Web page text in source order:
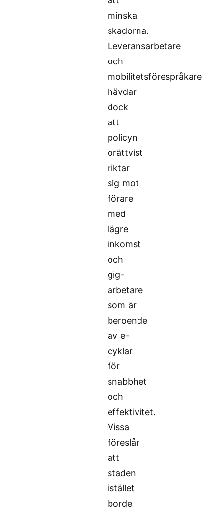
minska
skadorna.
Leveransarbetare
och
mobilitetsförespråkare
hävdar
dock
att
policyn
orättvist
riktar
sig mot
förare
med
lägre
inkomst
och
gig-
arbetare
som är
beroende
av e-
cyklar
för
snabbhet
och
effektivitet.
Vissa
föreslår
att
staden
istället
borde